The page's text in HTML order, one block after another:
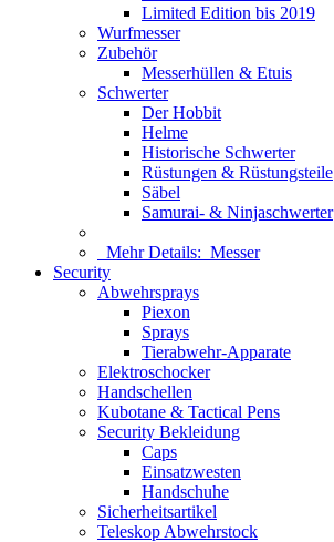
Limited Edition bis 2019
Wurfmesser
Zubehör
Messerhüllen & Etuis
Schwerter
Der Hobbit
Helme
Historische Schwerter
Rüstungen & Rüstungsteile
Säbel
Samurai- & Ninjaschwerter
Mehr Details: Messer
Security
Abwehrsprays
Piexon
Sprays
Tierabwehr-Apparate
Elektroschocker
Handschellen
Kubotane & Tactical Pens
Security Bekleidung
Caps
Einsatzwesten
Handschuhe
Sicherheitsartikel
Teleskop Abwehrstock